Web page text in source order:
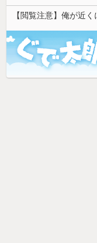
【閲覧注意】俺が近